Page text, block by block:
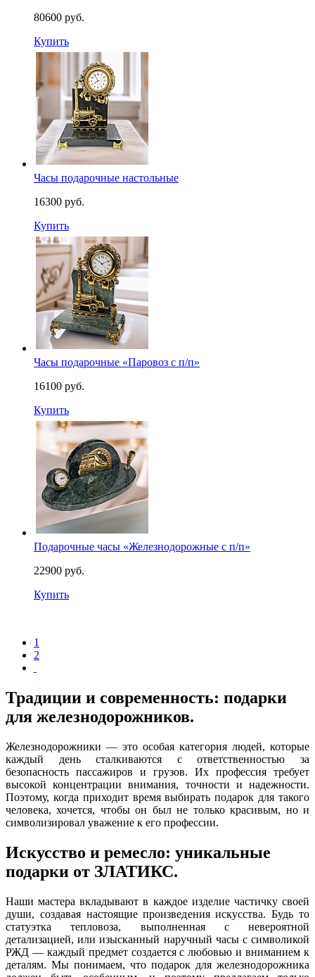
80600 руб.
Купить
Часы подарочные настольные
16300 руб.
Купить
Часы подарочные «Паровоз с п/п»
16100 руб.
Купить
Подарочные часы «Железнодорожные с п/п»
22900 руб.
Купить
1
2
Традиции и современность: подарки
для железнодорожников.
Железнодорожники — это особая категория людей, которые
каждый день сталкиваются с ответственностью за
безопасность пассажиров и грузов. Их профессия требует
высокой концентрации внимания, точности и надежности.
Поэтому, когда приходит время выбирать подарок для такого
человека, хочется, чтобы он был не только красивым, но и
символизировал уважение к его профессии.
Искусство и ремесло: уникальные
подарки от ЗЛАТИКС.
Наши мастера вкладывают в каждое изделие частичку своей
души, создавая настоящие произведения искусства. Будь то
статуэтка тепловоза, выполненная с невероятной
детализацией, или изысканный наручный часы с символикой
РЖД — каждый предмет создается с любовью и вниманием к
деталям. Мы понимаем, что подарок для железнодорожника